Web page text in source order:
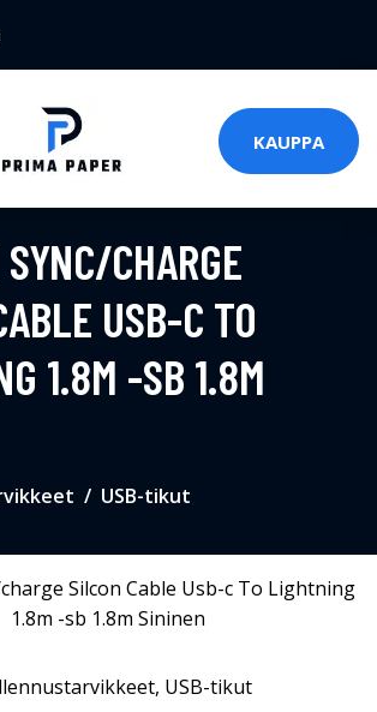
KAUPPA
CHARGE
USB-C TO
1.8M -SB 1.8M
USB-tikut
, USB-tikut